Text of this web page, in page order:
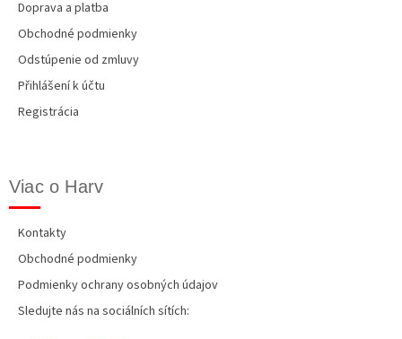
Doprava a platba
Obchodné podmienky
Odstúpenie od zmluvy
Přihlášení k účtu
Registrácia
Viac o Harv
Kontakty
Obchodné podmienky
Podmienky ochrany osobných údajov
Sledujte nás na sociálních sítích: